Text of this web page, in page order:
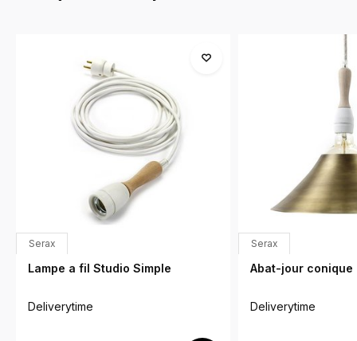
Serax
Lampe a fil Studio Simple
Deliverytime
Serax
Abat-jour conique
Deliverytime